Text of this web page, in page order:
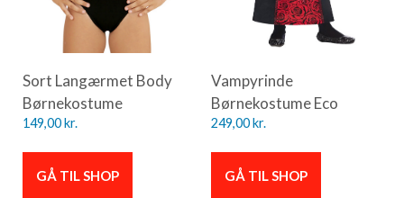
Sort Langærmet Body
Børnekostume
149,00kr.
GÅ TIL SHOP
Vampyrinde
Børnekostume Eco
249,00kr.
GÅ TIL SHOP